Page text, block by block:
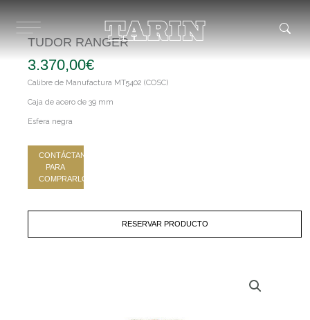
contenido
TUDOR RANGER
3.370,00€
Calibre de Manufactura MT5402 (COSC)
Caja de acero de 39 mm
Esfera negra
CONTÁCTANOS
PARA
COMPRARLO
RESERVAR PRODUCTO